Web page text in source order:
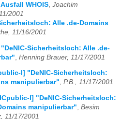
WHOIS, Joachim
2001
Alle .de-Domains
11/16/2001
Sicherheitsloch: Alle .de-
Henning Brauer, 11/17/2001
l] "DeNIC-Sicherheitsloch:
manipulierbar", P.B., 11/17/2001
l] "DeNIC-Sicherheitsloch:
manipulierbar" Besim
11/17/2001